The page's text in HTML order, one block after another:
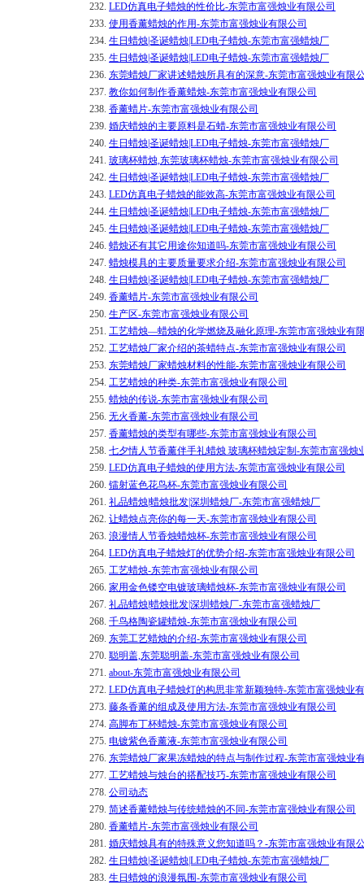
232. LED仿真电子蜡烛的性价比-东莞市富强烛业有限公司
233. 使用香薰蜡烛的作用-东莞市富强烛业有限公司
234. 生日蜡烛|圣诞蜡烛|LED电子蜡烛-东莞市富强蜡烛厂
235. 生日蜡烛|圣诞蜡烛|LED电子蜡烛-东莞市富强蜡烛厂
236. 东莞蜡烛厂家讲述蜡烛所具有的深意-东莞市富强烛业有限
237. 教你如何制作香薰蜡烛-东莞市富强烛业有限公司
238. 香薰蜡片-东莞市富强烛业有限公司
239. 婚庆蜡烛的主要原料是石蜡-东莞市富强烛业有限公司
240. 生日蜡烛|圣诞蜡烛|LED电子蜡烛-东莞市富强蜡烛厂
241. 玻璃杯蜡烛,东莞玻璃杯蜡烛-东莞市富强烛业有限公司
242. 生日蜡烛|圣诞蜡烛|LED电子蜡烛-东莞市富强蜡烛厂
243. LED仿真电子蜡烛的能效高-东莞市富强烛业有限公司
244. 生日蜡烛|圣诞蜡烛|LED电子蜡烛-东莞市富强蜡烛厂
245. 生日蜡烛|圣诞蜡烛|LED电子蜡烛-东莞市富强蜡烛厂
246. 蜡烛还有其它用途你知道吗-东莞市富强烛业有限公司
247. 蜡烛模具的主要质量要求介绍-东莞市富强烛业有限公司
248. 生日蜡烛|圣诞蜡烛|LED电子蜡烛-东莞市富强蜡烛厂
249. 香薰蜡片-东莞市富强烛业有限公司
250. 生产区-东莞市富强烛业有限公司
251. 工艺蜡烛—蜡烛的化学燃烧及融化原理-东莞市富强烛业有
252. 工艺蜡烛厂家介绍的茶蜡特点-东莞市富强烛业有限公司
253. 东莞蜡烛厂家蜡烛材料的性能-东莞市富强烛业有限公司
254. 工艺蜡烛的种类-东莞市富强烛业有限公司
255. 蜡烛的传说-东莞市富强烛业有限公司
256. 无火香薰-东莞市富强烛业有限公司
257. 香薰蜡烛的类型有哪些-东莞市富强烛业有限公司
258. 七夕情人节香薰伴手礼蜡烛 玻璃杯蜡烛定制-东莞市富强烛
259. LED仿真电子蜡烛的使用方法-东莞市富强烛业有限公司
260. 镭射蓝色花鸟杯-东莞市富强烛业有限公司
261. 礼品蜡烛|蜡烛批发|深圳蜡烛厂-东莞市富强蜡烛厂
262. 让蜡烛点亮你的每一天-东莞市富强烛业有限公司
263. 浪漫情人节香烛蜡烛杯-东莞市富强烛业有限公司
264. LED仿真电子蜡烛灯的优势介绍-东莞市富强烛业有限公司
265. 工艺蜡烛-东莞市富强烛业有限公司
266. 家用金色镂空电镀玻璃蜡烛杯-东莞市富强烛业有限公司
267. 礼品蜡烛|蜡烛批发|深圳蜡烛厂-东莞市富强蜡烛厂
268. 千鸟格陶瓷罐蜡烛-东莞市富强烛业有限公司
269. 东莞工艺蜡烛的介绍-东莞市富强烛业有限公司
270. 聪明盖,东莞聪明盖-东莞市富强烛业有限公司
271. about-东莞市富强烛业有限公司
272. LED仿真电子蜡烛灯的构思非常新颖独特-东莞市富强烛业
273. 藤条香薰的组成及使用方法-东莞市富强烛业有限公司
274. 高脚布丁杯蜡烛-东莞市富强烛业有限公司
275. 电镀紫色香薰液-东莞市富强烛业有限公司
276. 东莞蜡烛厂家果冻蜡烛的特点与制作过程-东莞市富强烛业
277. 工艺蜡烛与烛台的搭配技巧-东莞市富强烛业有限公司
278. 公司动态
279. 简述香薰蜡烛与传统蜡烛的不同-东莞市富强烛业有限公司
280. 香薰蜡片-东莞市富强烛业有限公司
281. 婚庆蜡烛具有的特殊意义您知道吗？-东莞市富强烛业有限
282. 生日蜡烛|圣诞蜡烛|LED电子蜡烛-东莞市富强蜡烛厂
283. 生日蜡烛的浪漫氛围-东莞市富强烛业有限公司